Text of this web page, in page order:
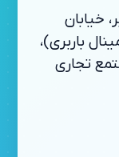
خیابان
باربری)،
۱۰، مجتمع تجاری